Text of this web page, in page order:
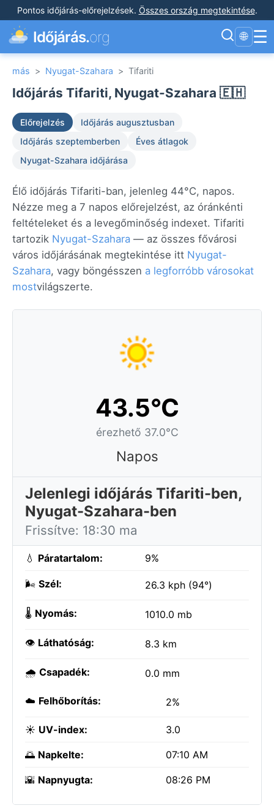
Pontos időjárás-előrejelzések. Összes ország megtekintése.
Időjárás.org 🌐 ☰
más > Nyugat-Szahara > Tifariti
Időjárás Tifariti, Nyugat-Szahara 🇪🇭
Előrejelzés
Időjárás augusztusban
Időjárás szeptemberben
Éves átlagok
Nyugat-Szahara időjárása
Élő időjárás Tifariti-ban, jelenleg 44°C, napos.
Nézze meg a 7 napos előrejelzést, az óránkénti
feltételeket és a levegőminőség indexet. Tifariti
tartozik Nyugat-Szahara — az összes fővárosi
város időjárásának megtekintése itt Nyugat-
Szahara, vagy böngésszen a legforróbb városokat
mostvilágszerte.
43.5°C
érezhető 37.0°C
Napos
Jelenlegi időjárás Tifariti-ben,
Nyugat-Szahara-ben
Frissítve: 18:30 ma
💧 Páratartalom: 9%
🌬️ Szél: 26.3 kph (94°)
🌡️ Nyomás: 1010.0 mb
👁️ Láthatóság: 8.3 km
🌧️ Csapadék: 0.0 mm
☁️ Felhőborítás: 2%
☀️ UV-index: 3.0
🌅 Napkelte: 07:10 AM
🌇 Napnyugta: 08:26 PM